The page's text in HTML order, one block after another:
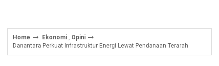
Home Ekonomi , Opini
Danantara Perkuat Infrastruktur Energi Lewat Pendanaan Terarah